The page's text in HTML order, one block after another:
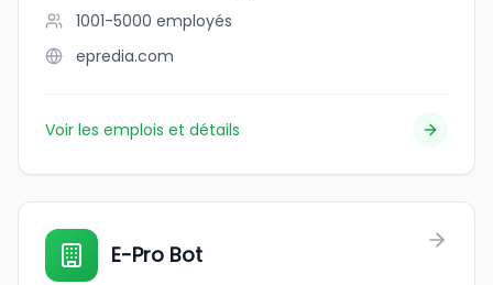
1001-5000 employés
epredia.com
Voir les emplois et détails
E-Pro Bot